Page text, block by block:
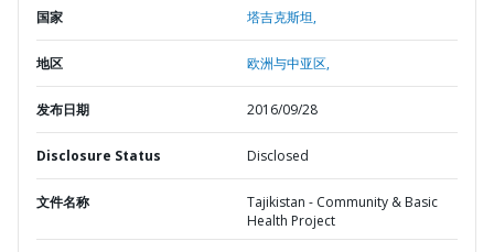
国家 塔吉克斯坦,
地区 欧洲与中亚区,
发布日期 2016/09/28
Disclosure Status Disclosed
文件名称
Tajikistan - Community & Basic
Health Project